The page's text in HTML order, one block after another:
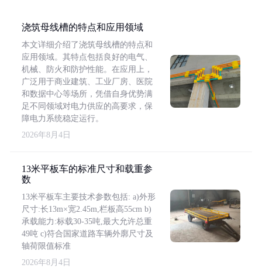
浇筑母线槽的特点和应用领域
本文详细介绍了浇筑母线槽的特点和
应用领域。其特点包括良好的电气、
机械、防火和防护性能。在应用上，
广泛用于商业建筑、工业厂房、医院
和数据中心等场所，凭借自身优势满
足不同领域对电力供应的高要求，保
障电力系统稳定运行。
2026年8月4日
13米平板车的标准尺寸和载重参
数
13米平板车主要技术参数包括: a)外形
尺寸:长13m×宽2.45m,栏板高55cm b)
承载能力:标载30-35吨,最大允许总重
49吨 c)符合国家道路车辆外廓尺寸及
轴荷限值标准
2026年8月4日